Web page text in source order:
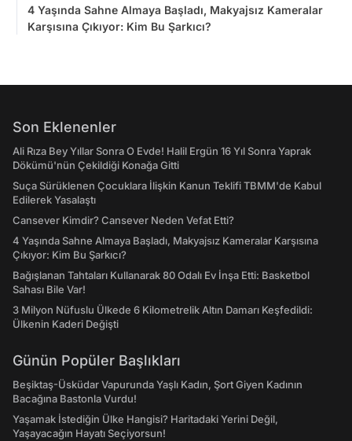
4 Yaşında Sahne Almaya Başladı, Makyajsız Kameralar
Karşısına Çıkıyor: Kim Bu Şarkıcı?
Son Eklenenler
Ali Rıza Bey Yıllar Sonra O Evde! Halil Ergün 16 Yıl Sonra Yaprak
Dökümü'nün Çekildiği Konağa Gitti
Suça Sürüklenen Çocuklara İlişkin Kanun Teklifi TBMM'de Kabul
Edilerek Yasalaştı
Cansever Kimdir? Cansever Neden Vefat Etti?
4 Yaşında Sahne Almaya Başladı, Makyajsız Kameralar Karşısına
Çıkıyor: Kim Bu Şarkıcı?
Bağışlanan Tahtaları Kullanarak 80 Odalı Ev İnşa Etti: Basketbol
Sahası Bile Var!
3 Milyon Nüfuslu Ülkede 6 Kilometrelik Altın Damarı Keşfedildi:
Ülkenin Kaderi Değişti
Günün Popüler Başlıkları
Beşiktaş-Üsküdar Vapurunda Yaşlı Kadın, Şort Giyen Kadının
Bacağına Bastonla Vurdu!
Yaşamak İstediğin Ülke Hangisi? Haritadaki Yerini Değil,
Yaşayacağın Hayatı Seçiyorsun!